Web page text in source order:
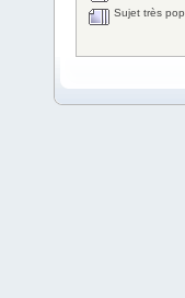
Sujet très